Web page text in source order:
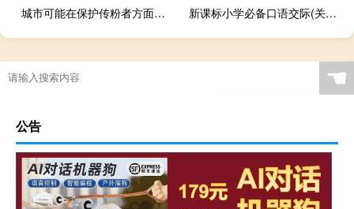
城市可能在保护传粉者方面发挥关键作用 新课标小学必备口语交际(关于新课标小学必备口语交际的简介)
☚
公告